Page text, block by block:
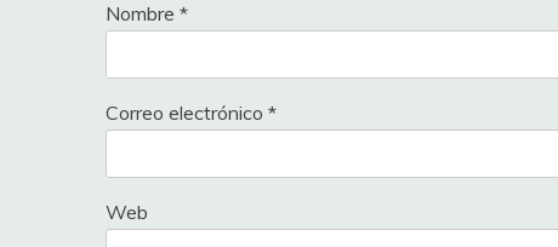
Nombre *
Correo electrónico *
Web